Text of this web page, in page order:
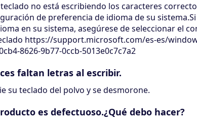
teclado no está escribiendo los caracteres
de preferencia de idioma de su
en su sistema, asegúrese de seleccionar el
https://support.microsoft.com/es-es/
8626-9b77-0ccb-5013e0c7c7a2
faltan letras al escribir.
su teclado del polvo y se desmorone.
es defectuoso.¿Qué debo hacer?